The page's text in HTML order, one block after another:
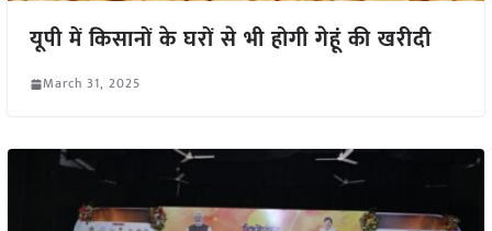
यूपी में किसानों के घरों से भी होगी गेहूं की खरीदी
March 31, 2025